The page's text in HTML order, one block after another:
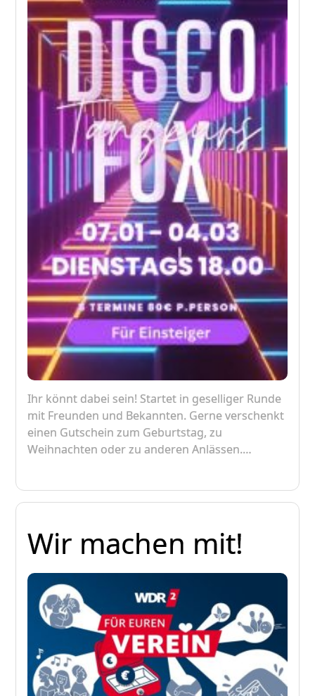
Ihr könnt dabei sein! Startet in geselliger Runde
mit Freunden und Bekannten. Gerne verschenkt
einen Gutschein zum Geburtstag, zu
Weihnachten oder zu anderen Anlässen.…
Wir machen mit!